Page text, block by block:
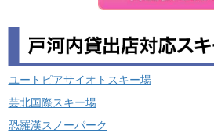
ユートピアサイオトスキー場
芸北国際スキー場
恐羅漢スノーパーク